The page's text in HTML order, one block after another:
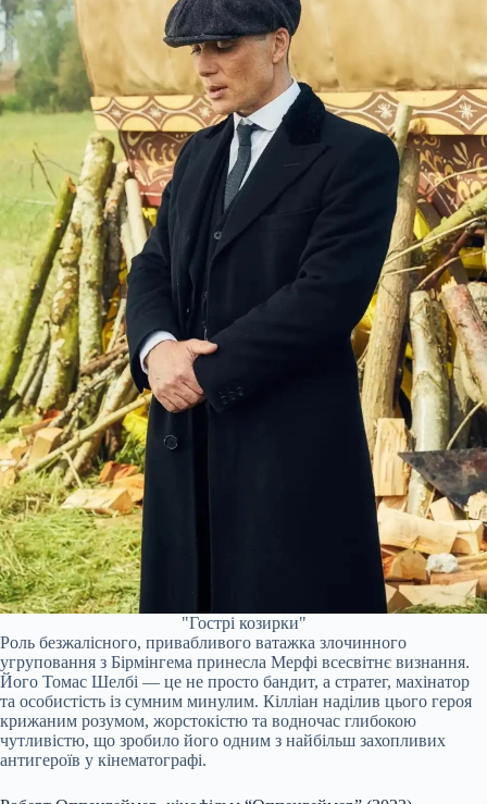
"Гострі козирки"
Роль безжалісного, привабливого ватажка злочинного
угруповання з Бірмінгема принесла Мерфі всесвітнє визнання.
Його Томас Шелбі — це не просто бандит, а стратег, махінатор
та особистість із сумним минулим. Кілліан наділив цього героя
крижаним розумом, жорстокістю та водночас глибокою
чутливістю, що зробило його одним з найбільш захопливих
антигероїв у кінематографі.